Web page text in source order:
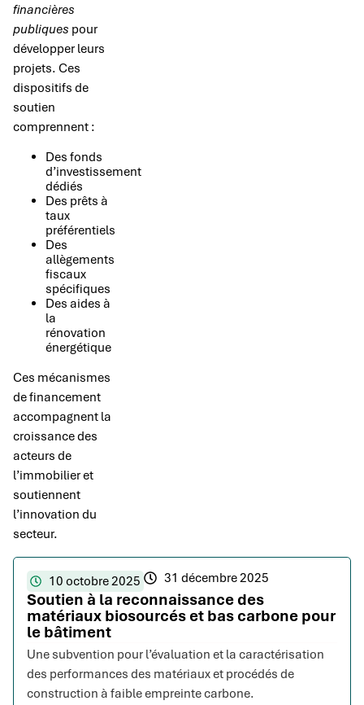
financières
publiques pour
développer leurs
projets. Ces
dispositifs de
soutien
comprennent :
Des fonds
d’investissement
dédiés
Des prêts à
taux
préférentiels
Des
allègements
fiscaux
spécifiques
Des aides à
la
rénovation
énergétique
Ces mécanismes
de financement
accompagnent la
croissance des
acteurs de
l’immobilier et
soutiennent
l’innovation du
secteur.
10 octobre 2025 31 décembre 2025
Soutien à la reconnaissance des
matériaux biosourcés et bas carbone pour
le bâtiment
Une subvention pour l’évaluation et la caractérisation
des performances des matériaux et procédés de
construction à faible empreinte carbone.